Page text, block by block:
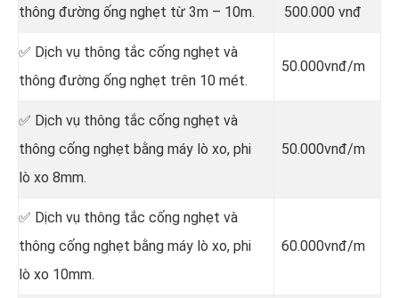
thông đường ống nghẹt từ 3m – 10m. 500.000 vnđ
✅ Dịch vụ thông tắc cống nghẹt và
thông đường ống nghẹt trên 10 mét.
50.000vnđ/m
✅ Dịch vụ thông tắc cống nghẹt và
thông cống nghẹt bằng máy lò xo, phi
lò xo 8mm.
50.000vnđ/m
✅ Dịch vụ thông tắc cống nghẹt và
thông cống nghẹt bằng máy lò xo, phi
lò xo 10mm.
60.000vnđ/m